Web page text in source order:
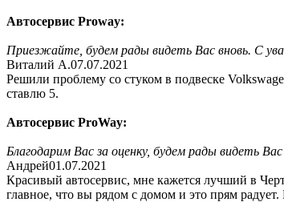
Автосервис Proway:
Приезжайте, будем рады видеть Вас вновь. С
Виталий А.07.07.2021
Решили проблему со стуком в подвеске
ставлю 5.
Автосервис ProWay:
Благодарим Вас за оценку, будем рады видеть Вас
Андрей01.07.2021
Красивый автосервис, мне кажется лучший в
главное, что вы рядом с домом и это прям радует.